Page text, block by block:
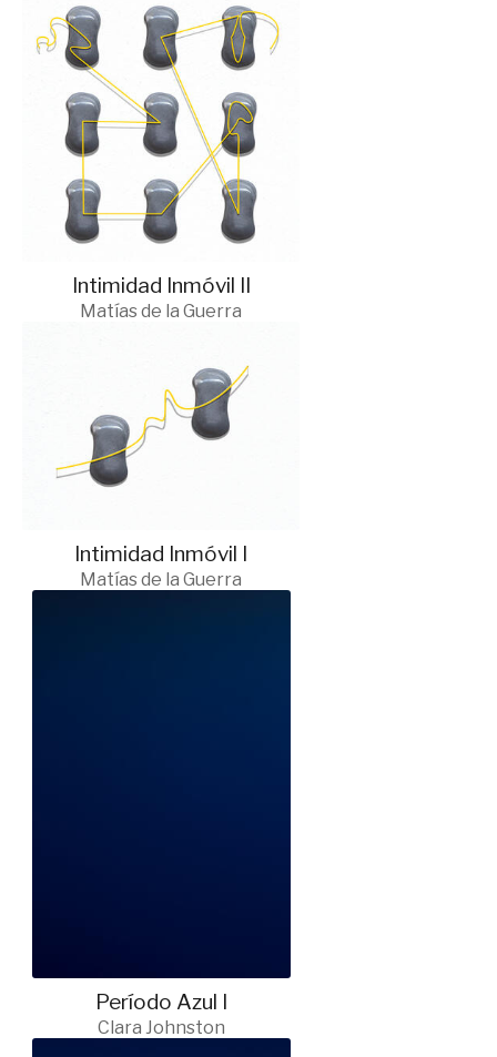
Intimidad Inmóvil II
Matías de la Guerra
Intimidad Inmóvil I
Matías de la Guerra
Período Azul I
Clara Johnston